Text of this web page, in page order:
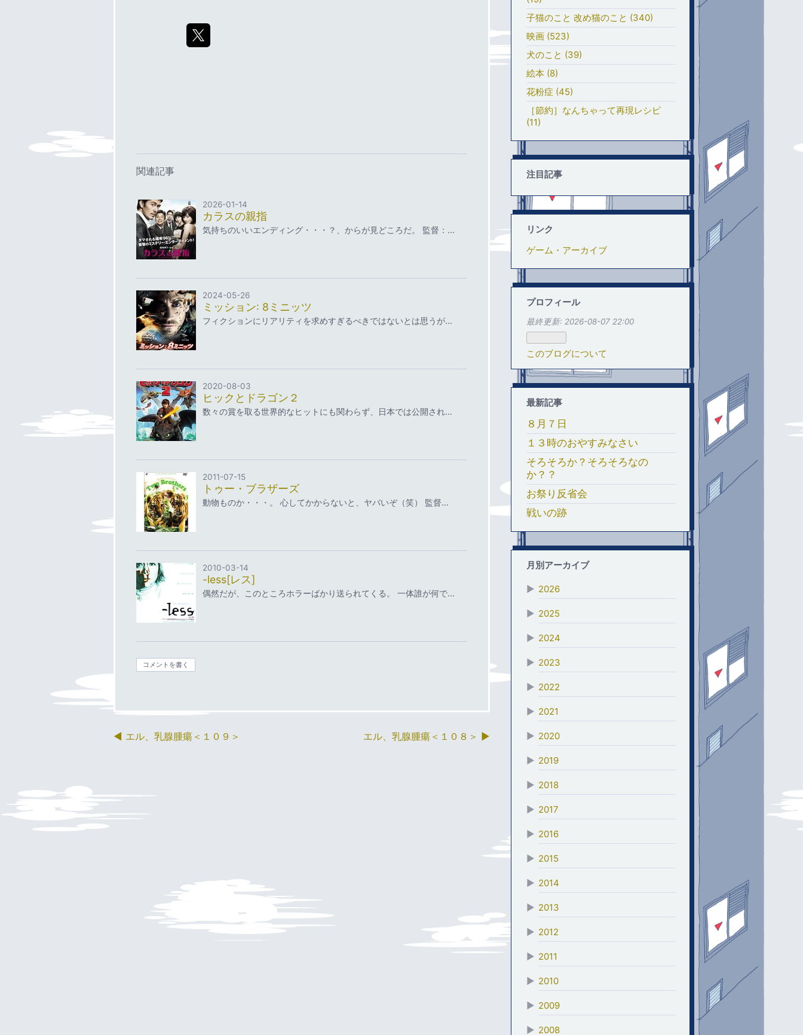
関連記事
2026-01-14
カラスの親指
気持ちのいいエンディング・・・？、からが見どころだ。 監督：…
2024-05-26
ミッション: 8ミニッツ
フィクションにリアリティを求めすぎるべきではないとは思うが…
2020-08-03
ヒックとドラゴン２
数々の賞を取る世界的なヒットにも関わらず、日本では公開され…
2011-07-15
トゥー・ブラザーズ
動物ものか・・・。 心してかからないと、ヤバいぞ（笑） 監督…
2010-03-14
-less[レス]
偶然だが、このところホラーばかり送られてくる。 一体誰が何で…
コメントを書く
エル、乳腺腫瘍＜１０９＞ エル、乳腺腫瘍＜１０８＞
子猫のこと 改め猫のこと (340)
映画 (523)
犬のこと (39)
絵本 (8)
花粉症 (45)
［節約］なんちゃって再現レシピ
(11)
注目記事
リンク
ゲーム・アーカイブ
プロフィール
最終更新: 2026-08-07 22:00
このブログについて
最新記事
８月７日
１３時のおやすみなさい
そろそろか？そろそろなの
か？？
お祭り反省会
戦いの跡
月別アーカイブ
▶ 2026
▶ 2025
▶ 2024
▶ 2023
▶ 2022
▶ 2021
▶ 2020
▶ 2019
▶ 2018
▶ 2017
▶ 2016
▶ 2015
▶ 2014
▶ 2013
▶ 2012
▶ 2011
▶ 2010
▶ 2009
▶ 2008